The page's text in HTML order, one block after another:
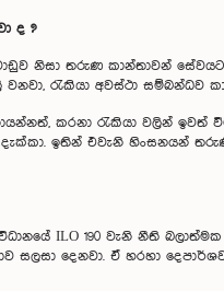
ද ?
නිසා තරුණ කාන්තාවන්
රැකියා අවස්ථා සම්බන්ධව
කරනා රැකියා වලින් ඉවත්
දැක්කා. ඉතින් එවැනි හිංසනයන්
ILO 190 වැනි නීති
දෙනවා. ඒ හරහා